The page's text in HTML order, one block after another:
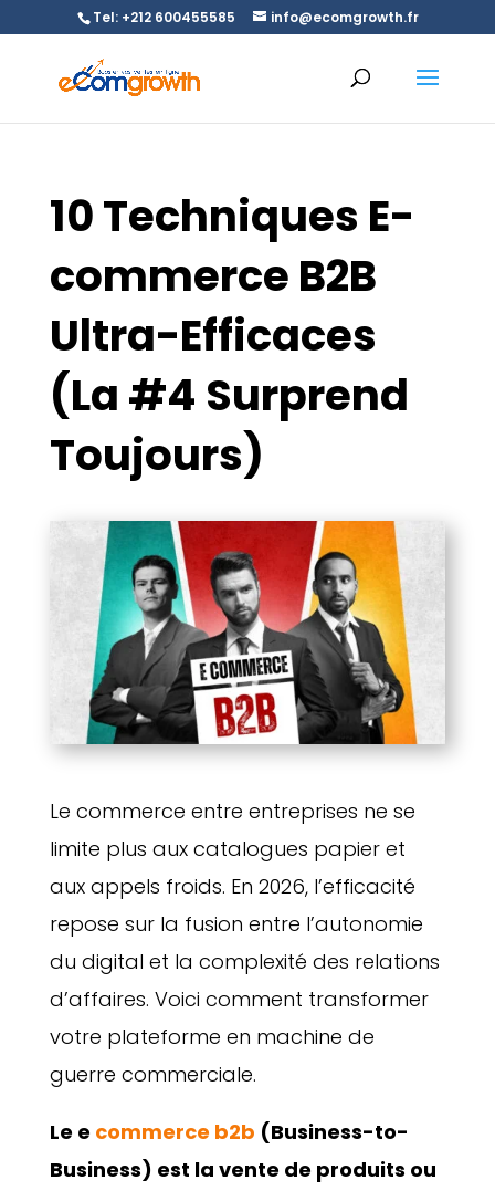
Tel: +212 600455585 info@ecomgrowth.fr
10 Techniques E-
commerce B2B
Ultra-Efficaces
(La #4 Surprend
Toujours)
Le commerce entre entreprises ne se
limite plus aux catalogues papier et
aux appels froids. En 2026, l’efficacité
repose sur la fusion entre l’autonomie
du digital et la complexité des relations
d’affaires. Voici comment transformer
votre plateforme en machine de
guerre commerciale.
Le e commerce b2b (Business-to-
Business) est la vente de produits ou